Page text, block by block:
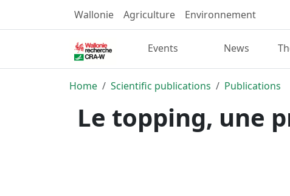
Wallonie Agriculture Environnement
Events News
Home Scientific publications Publications
Le topping, une